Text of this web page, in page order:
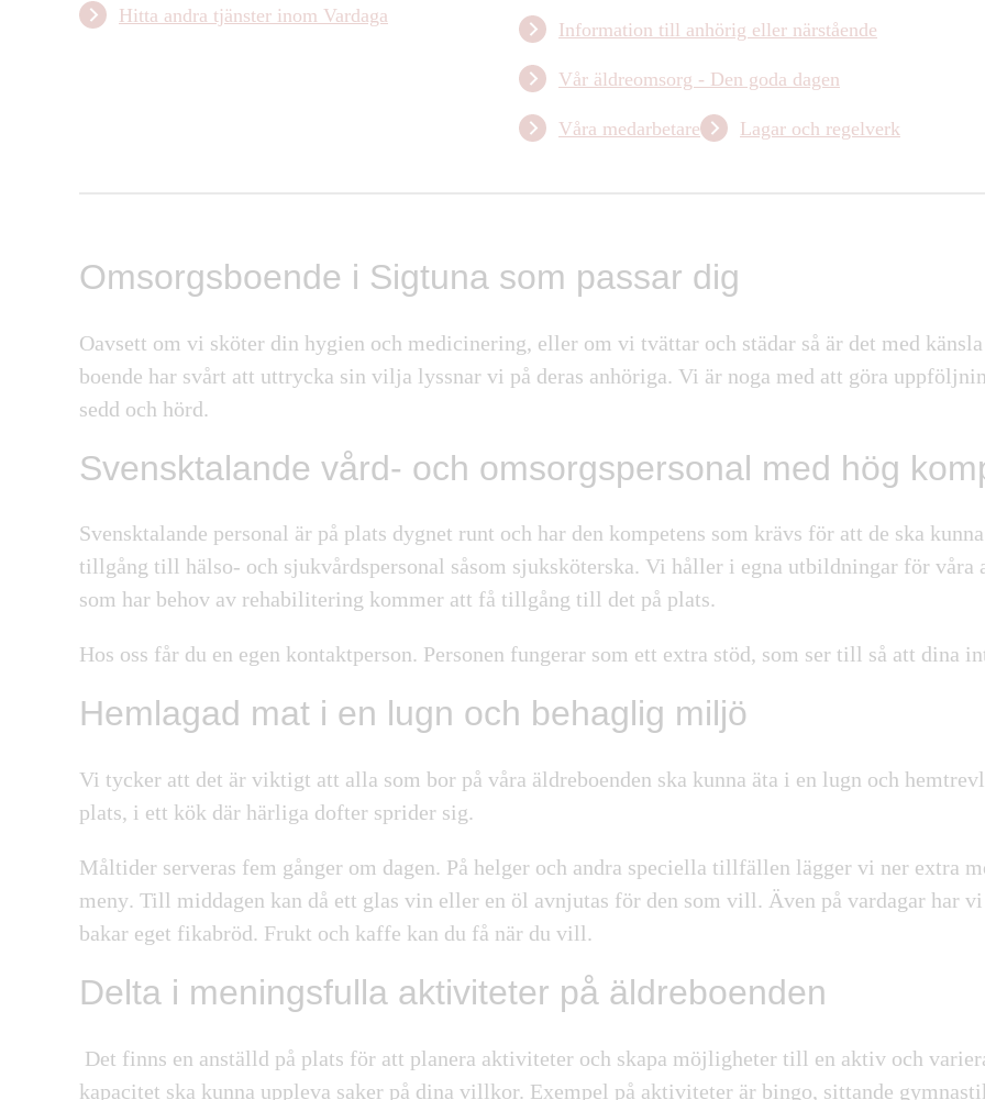
Hitta andra tjänster inom Vardaga
Information till anhörig eller närstående
Vår äldreomsorg - Den goda dagen
Våra medarbetare Lagar och regelverk
Omsorgsboende i Sigtuna som passar dig
Oavsett om vi sköter din hygien och medicinering, eller om vi tvättar och städar så är det med
boende har svårt att uttrycka sin vilja lyssnar vi på deras anhöriga. Vi är noga med att göra
sedd och hörd.
Svensktalande vård- och omsorgspersonal med hög
Svensktalande personal är på plats dygnet runt och har den kompetens som krävs för att de ska
tillgång till hälso- och sjukvårdspersonal såsom sjuksköterska. Vi håller i egna utbildningar för våra
som har behov av rehabilitering kommer att få tillgång till det på plats.
Hos oss får du en egen kontaktperson. Personen fungerar som ett extra stöd, som ser till så att dina
Hemlagad mat i en lugn och behaglig miljö
Vi tycker att det är viktigt att alla som bor på våra äldreboenden ska kunna äta i en lugn och
plats, i ett kök där härliga dofter sprider sig.
Måltider serveras fem gånger om dagen. På helger och andra speciella tillfällen lägger vi ner extra
meny. Till middagen kan då ett glas vin eller en öl avnjutas för den som vill. Även på vardagar har
bakar eget fikabröd. Frukt och kaffe kan du få när du vill.
Delta i meningsfulla aktiviteter på äldreboenden
Det finns en anställd på plats för att planera aktiviteter och skapa möjligheter till en aktiv och
kapacitet ska kunna uppleva saker på dina villkor. Exempel på aktiviteter är bingo, sittande